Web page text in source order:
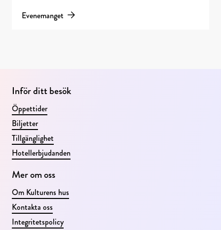
men betydelsefulla: en ensam fyr, ett träd vid
nordliga ljuset och den tystnad som finns där världen
känns oändlig. Om fotografen David Jordansson arbetar
med analog fotografi i både 35 mm- och 120 mm-format.
Hans fotografier präglas av minimalistiska landskap, där
horisonten blir en tunn linje och himlen ett stort, öppet
rum. Genom att låta de negativa ytorna dominera skapas
en visuell stillhet som förstärker motivens närvaro.
augusti.
Evenemanget
Inför ditt besök
Öppettider
Biljetter
Tillgänglighet
Hotellerbjudanden
Mer om oss
Om Kulturens hus
Kontakta oss
Integritetspolicy